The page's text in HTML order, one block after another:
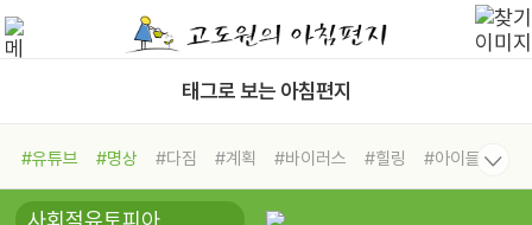
태그로 보는 아침편지
#유튜브 #명상 #다짐 #계획 #바이러스 #힐링
#아이들
#비전캠프
#독서캠프 #삶